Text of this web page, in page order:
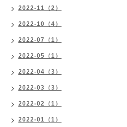
2022-11（2）
2022-10（4）
2022-07（1）
2022-05（1）
2022-04（3）
2022-03（3）
2022-02（1）
2022-01（1）